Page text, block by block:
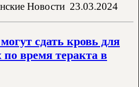
Новости 23.03.2024
сдать кровь для
время теракта в